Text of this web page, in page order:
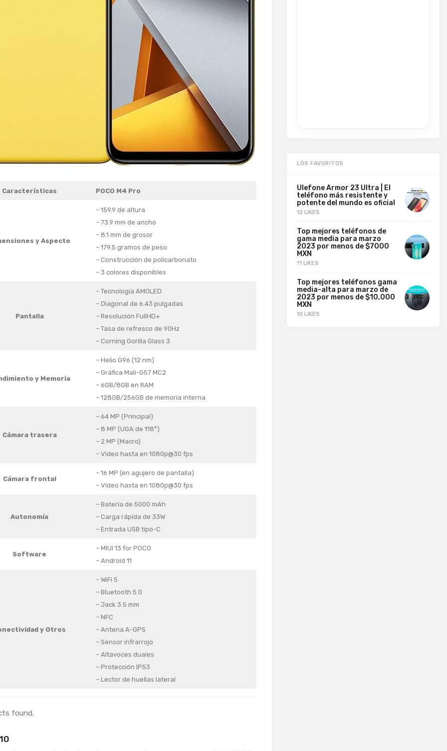
Características POCO M4 Pro
y Aspecto
– 159.9 de altura
– 73.9 mm de ancho
– 8.1 mm de grosor
– 179.5 gramos de peso
– Construcción de policarbonato
– 3 colores disponibles
Pantalla
– Tecnología AMOLED
– Diagonal de 6.43 pulgadas
– Resolución FullHD+
– Tasa de refresco de 90Hz
– Corning Gorilla Glass 3
y Memoria
– Helio G96 (12 nm)
– Gráfica Mali-G57 MC2
– 6GB/8GB en RAM
– 128GB/256GB de memoria interna
Cámara trasera
– 64 MP (Principal)
– 8 MP (UGA de 118°)
– 2 MP (Macro)
– Video hasta en 1080p@30 fps
Cámara frontal
– 16 MP (en agujero de pantalla)
– Video hasta en 1080p@30 fps
Autonomía
– Batería de 5000 mAh
– Carga rápida de 33W
– Entrada USB tipo-C
Software
– MIUI 13 for POCO
– Android 11
y Otros
– WiFi 5
– Bluetooth 5.0
– Jack 3.5 mm
– NFC
– Antena A-GPS
– Sensor infrarrojo
– Altavoces duales
– Protección IP53
– Lector de huellas lateral
found.
LOS FAVORITOS
Ulefone Armor 23 Ultra | El
teléfono más resistente y
potente del mundo es oficial
12 LIKES
Top mejores teléfonos de
gama media para marzo
2023 por menos de $7000
MXN
11 LIKES
Top mejores teléfonos gama
media-alta para marzo de
2023 por menos de $10,000
MXN
10 LIKES